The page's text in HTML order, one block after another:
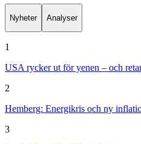
Nyheter Analyser
1
USA rycker ut för yenen – och
2
Hemberg: Energikris och ny
3